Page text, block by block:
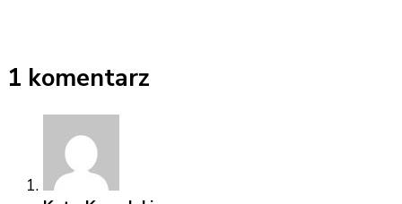
1 komentarz